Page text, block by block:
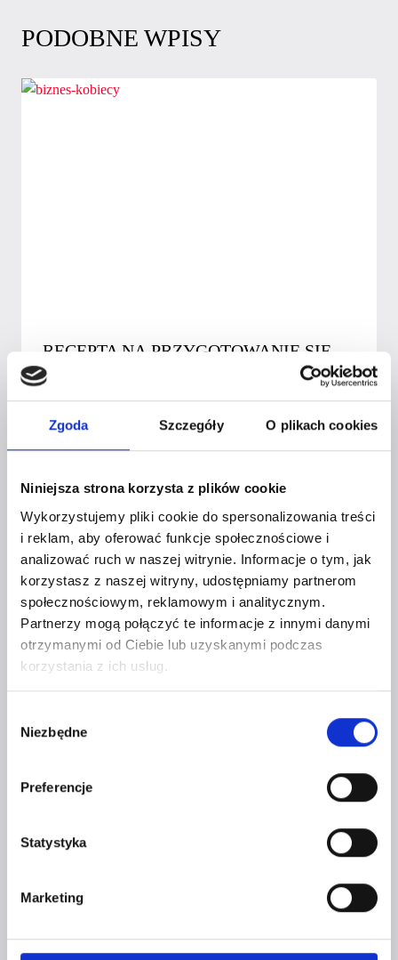
Zgoda Szczegóły O plikach cookies
Niniejsza strona korzysta z plików cookie
Wykorzystujemy pliki cookie do spersonalizowania treści
i reklam, aby oferować funkcje społecznościowe i
analizować ruch w naszej witrynie. Informacje o tym, jak
korzystasz z naszej witryny, udostępniamy partnerom
społecznościowym, reklamowym i analitycznym.
Partnerzy mogą połączyć te informacje z innymi danymi
otrzymanymi od Ciebie lub uzyskanymi podczas
korzystania z ich usług.
zgody
Niezbędne
Preferencje
Statystyka
Marketing
PODOBNE WPISY
RECEPTA NA PRZYGOTOWANIE SIĘ
DO BIZNESOWEJ SESJI ZDJĘCIOWEJ
W DZISIEJSZYCH CZASACH
WŁASNEJ FIRMY?